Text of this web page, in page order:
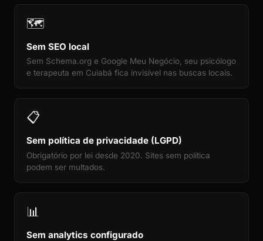
🗺️
Sem SEO local
Sem Schema.org e Google Meu Negócio, seu psicólogo
e terapeuta em Cuiabá fica invisível nas buscas locais.
📋
Sem política de privacidade (LGPD)
Obrigatório por lei desde 2020. Sites sem política
podem ser multados.
📊
Sem analytics configurado